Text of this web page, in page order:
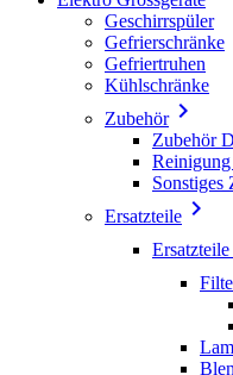
Geschirrspüler
Gefrierschränke
Gefriertruhen
Kühlschränke
Zubehör
Zubehör
Sonstiges
Ersatzteile 